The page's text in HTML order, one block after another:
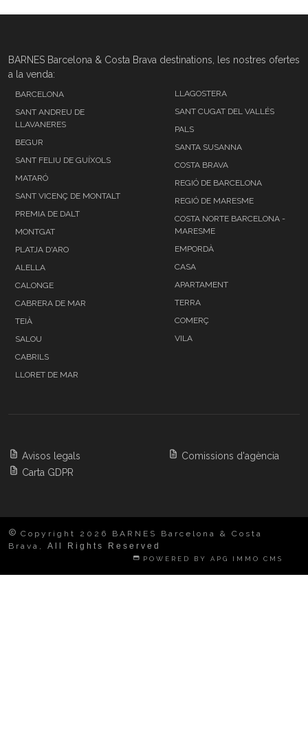
BARNES Barcelona & Costa Brava destinations, les nostres ofertes
a la venda:
BARCELONA
SANT ANDREU DE
LLAVANERES
BEGUR
SANT FELIU DE GUÍXOLS
MATARÓ
SANT VICENÇ DE MONTALT
PREMIA DE DALT
MONTGAT
PLATJA D'ARO
ALELLA
CALONGE
CABRERA DE MAR
TEIÀ
SALOU
CABRILS
LLORET DE MAR
LLAGOSTERA
SANT CUGAT DEL VALLÉS
PALS
SANTA SUSANNA
COSTA BRAVA
REGIÓ DE BARCELONA
REGIÓ DE MARESME
COSTA NORTE BARCELONA -
MARESME
EMPORDÀ
CASA
APARTAMENT
TERRA
COMERÇ
VILA
Avisos legals
Carta GDPR
Comissions d'agència
Copyright 2026 BARNES Barcelona & Costa
Brava, All Rights Reserved
POWERED BY APG IMMO CMS